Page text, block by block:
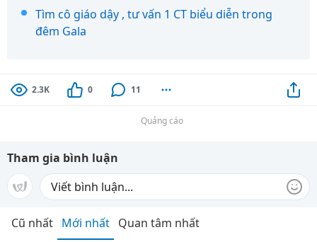
Tìm cô giáo dậy , tư vấn 1 CT biểu diễn trong
đêm Gala
2.3K 0 11
Quảng cáo
Tham gia bình luận
Cũ nhất Mới nhất Quan tâm nhất